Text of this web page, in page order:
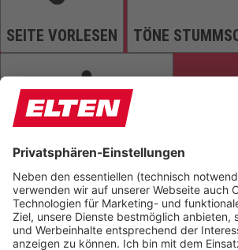
SEITE VORLESEN TÖNE
ANIMATIONEN STOPPEN